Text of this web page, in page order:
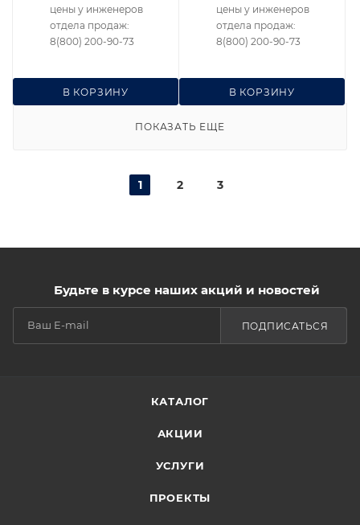
В КОРЗИНУ
цены у инженеров
отдела продаж:
8(800) 200-90-73
В КОРЗИНУ
цены у инженеров
отдела продаж:
8(800) 200-90-73
ПОКАЗАТЬ ЕЩЕ
1 2 3
Будьте в курсе наших акций и новостей
ПОДПИСАТЬСЯ
КАТАЛОГ
АКЦИИ
УСЛУГИ
ПРОЕКТЫ